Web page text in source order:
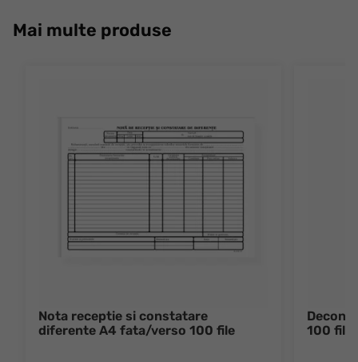
Mai multe produse
Nota receptie si constatare
diferente A4 fata/verso 100 file
Decont
100 file